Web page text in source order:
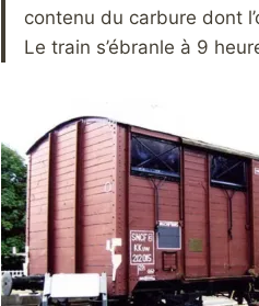
contenu du carbure dont
Le train s’ébranle à 9